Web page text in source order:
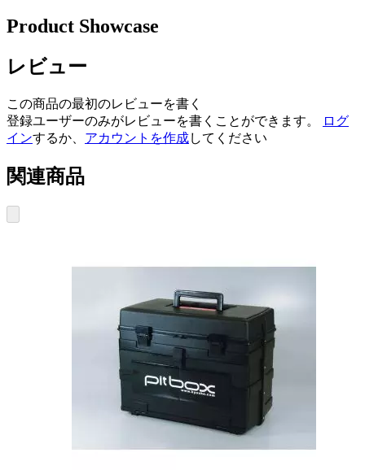
Product Showcase
レビュー
この商品の最初のレビューを書く
登録ユーザーのみがレビューを書くことができます。
ログ
インするか、 アカウントを作成してください
関連商品